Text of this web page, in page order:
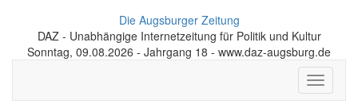
Die Augsburger Zeitung
DAZ - Unabhängige Internetzeitung für Politik und Kultur
Sonntag, 09.08.2026 - Jahrgang 18 - www.daz-augsburg.de
Toggle